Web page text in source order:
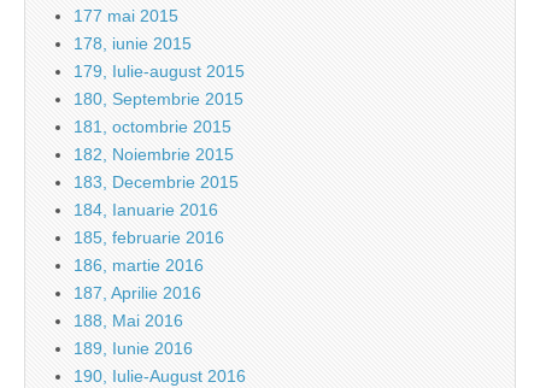
177 mai 2015
178, iunie 2015
179, Iulie-august 2015
180, Septembrie 2015
181, octombrie 2015
182, Noiembrie 2015
183, Decembrie 2015
184, Ianuarie 2016
185, februarie 2016
186, martie 2016
187, Aprilie 2016
188, Mai 2016
189, Iunie 2016
190, Iulie-August 2016